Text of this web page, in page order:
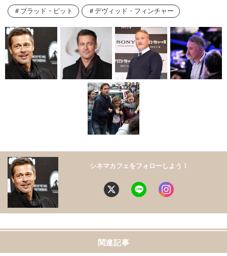
ブラッド・ピット デヴィッド・フィンチャー
シネマカフェをフォローしよう！
関連記事